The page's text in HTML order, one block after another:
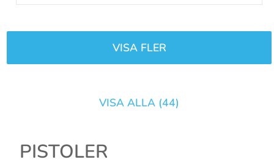
VISA FLER
VISA ALLA (44)
PISTOLER